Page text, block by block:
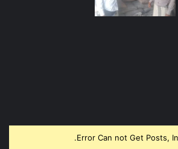
Error Can not Get Posts,